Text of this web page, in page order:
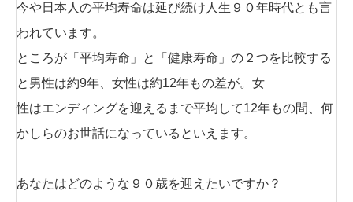
今や日本人の平均寿命は延び続け人生９０年時代とも言
われています。
ところが「平均寿命」と「健康寿命」の２つを比較する
と男性は約9年、女性は約12年もの差が。女
性はエンディングを迎えるまで平均して12年もの間、何
かしらのお世話になっているといえます。
あなたはどのような９０歳を迎えたいですか？